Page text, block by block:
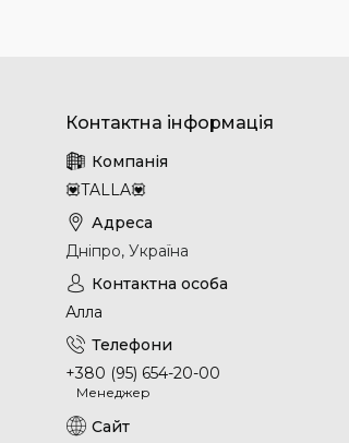
💟TALLA💟
Дніпро, Україна
Алла
+380 (95) 654-20-00
Менеджер